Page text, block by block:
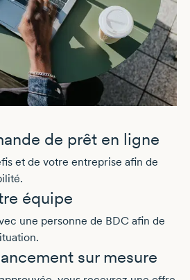
de prêt en ligne
et de votre entreprise afin de
équipe
une personne de BDC afin de
sur mesure